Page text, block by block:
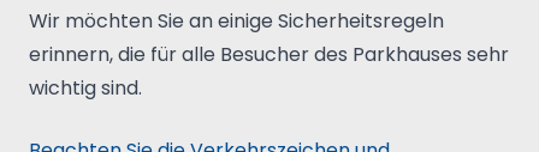
Wir möchten Sie an einige Sicherheitsregeln
erinnern, die für alle Besucher des Parkhauses sehr
wichtig sind.